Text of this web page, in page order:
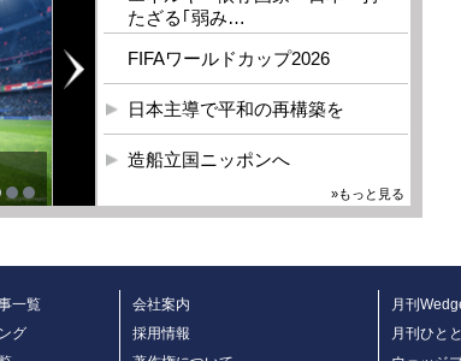
たざる｢弱み…
FIFAワールドカップ2026
日本主導で平和の再構築を
造船立国ニッポンへ
»もっと見る
一覧
グ
会社案内
採用情報
月刊
月刊ひと